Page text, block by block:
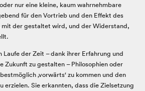
nur eine kleine, kaum wahrnehmbare
für den Vortrieb und den Effekt des
mit der gestaltet wird, und der Widerstand,
Laufe der Zeit – dank ihrer Erfahrung und
Zukunft zu gestalten – Philosophien oder
‚vorwärts‘ zu kommen und den
erzielen. Sie erkannten, dass die Zielsetzung